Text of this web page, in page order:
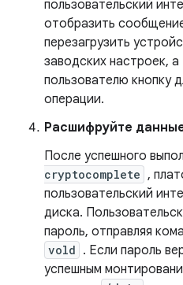
пользовательский
отобразить
перезагрузить
заводских настроек,
пользователю кнопку
операции.
Расшифруйте
После успешного
cryptocomplete ,
пользовательский
диска.
пароль, отправляя
vold . Если пароль
успешным